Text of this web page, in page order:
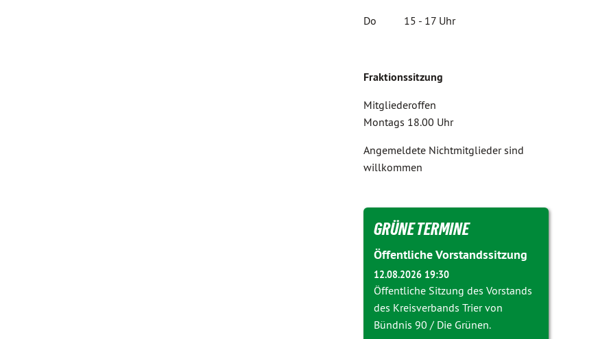
Do 15 - 17 Uhr
Fraktionssitzung
Mitgliederoffen
Montags 18.00 Uhr
Angemeldete Nichtmitglieder sind
willkommen
GRÜNE TERMINE
Öffentliche Vorstandssitzung
12.08.2026 19:30
Öffentliche Sitzung des Vorstands
des Kreisverbands Trier von
Bündnis 90 / Die Grünen.